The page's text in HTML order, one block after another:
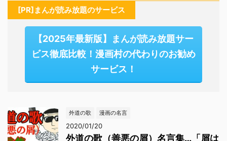
[PR]まんが読み放題のサービス
【2025年最新版】まんが読み放題サー
ビス徹底比較！漫画村の代わりのお勧め
サービス！
外道の歌 漫画の名言
2020/01/20
外道の歌（善悪の屑）名言集…「屑は